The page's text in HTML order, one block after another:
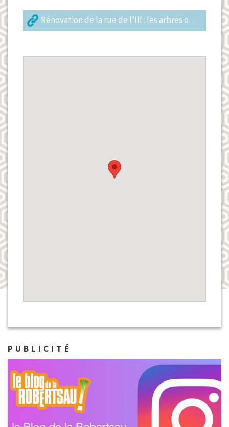
Rénovation de la rue de l’Ill : les arbres ont-ils une chance d’être sauvés ?
PUBLICITÉ